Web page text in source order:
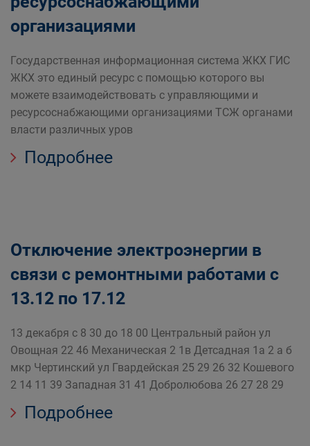
организациями
Государственная информационная система ЖКХ ГИС
ЖКХ это единый ресурс с помощью которого вы
можете взаимодействовать с управляющими и
ресурсоснабжающими организациями ТСЖ органами
власти различных уров
Подробнее
Отключение электроэнергии в
связи с ремонтными работами с
13.12 по 17.12
13 декабря с 8 30 до 18 00 Центральный район ул
Овощная 22 46 Механическая 2 1в Детсадная 1а 2 а б
мкр Чертинский ул Гвардейская 25 29 26 32 Кошевого
2 14 11 39 Западная 31 41 Добролюбова 26 27 28 29
Подробнее